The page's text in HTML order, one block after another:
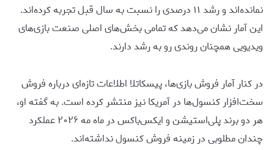
نمانده‌اند و رشد ۱۱ درصدی را نسبت به سال قبل تجربه کرده‌اند.
این آمار نشان می‌دهد که تمامی بخش‌های اصلی صنعت بازی‌های
ویدیویی همچنان روندی رو به رشد دارند.
در کنار آمار فروش بازی‌ها، پیسکاتلا اطلاعات تازه‌ای درباره فروش
سخت‌افزار کنسول‌ها در آمریکا نیز منتشر کرده است. به گفته او،
هر دو برند پلی‌استیشن و ایکس‌باکس در ماه مه ۲۰۲۶ عملکرد
چندان مطلوبی در زمینه فروش کنسول نداشته‌اند.